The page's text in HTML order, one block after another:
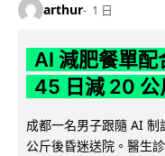
arthur 1 日
AI 減肥餐單
45 日減 20 公
成都一名男子跟隨 AI
公斤後昏迷送院。醫生